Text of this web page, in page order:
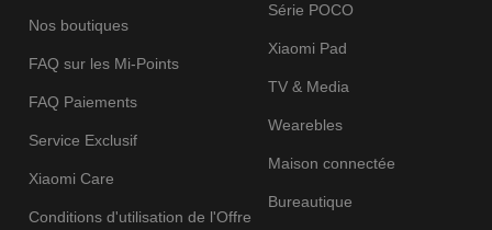
Nos boutiques
FAQ sur les Mi-Points
FAQ Paiements
Service Exclusif
Xiaomi Care
Conditions d'utilisation de l'Offre
Série POCO
Xiaomi Pad
TV & Media
Wearebles
Maison connectée
Bureautique